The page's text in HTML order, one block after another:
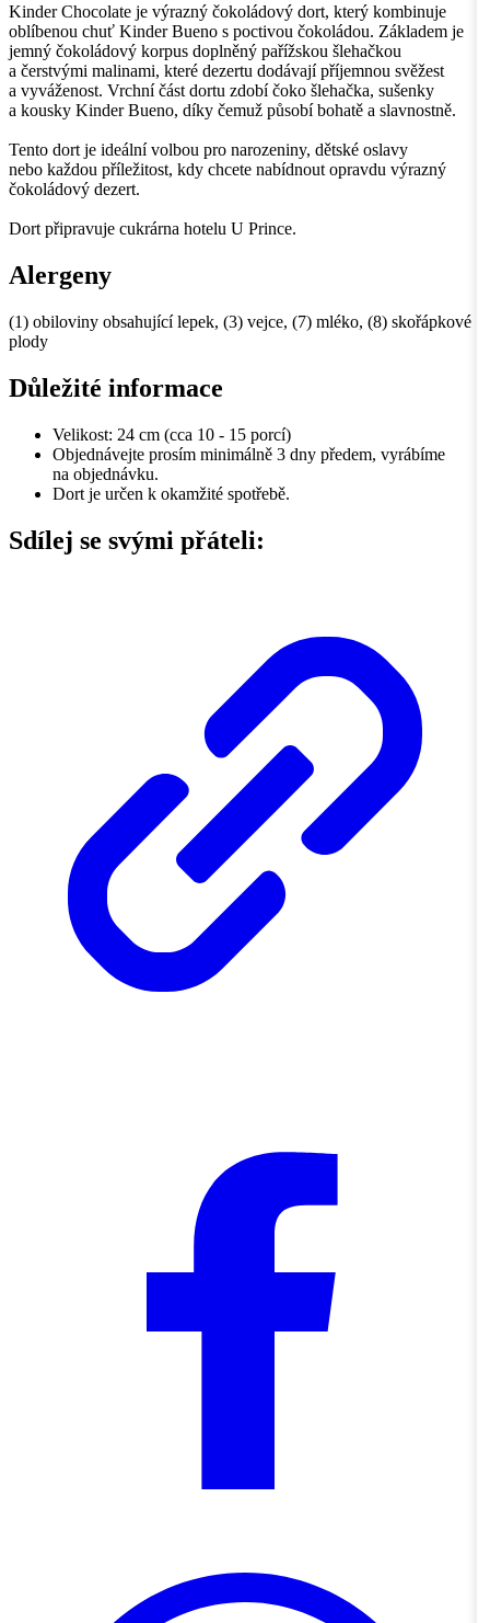
Kinder Chocolate je výrazný čokoládový dort, který kombinuje
oblíbenou chuť Kinder Bueno s poctivou čokoládou. Základem je
jemný čokoládový korpus doplněný pařížskou šlehačkou
a čerstvými malinami, které dezertu dodávají příjemnou svěžest
a vyváženost. Vrchní část dortu zdobí čoko šlehačka, sušenky
a kousky Kinder Bueno, díky čemuž působí bohatě a slavnostně.
Tento dort je ideální volbou pro narozeniny, dětské oslavy
nebo každou příležitost, kdy chcete nabídnout opravdu výrazný
čokoládový dezert.
Dort připravuje cukrárna hotelu U Prince.
Alergeny
(1) obiloviny obsahující lepek, (3) vejce, (7) mléko, (8) skořápkové
plody
Důležité informace
Velikost: 24 cm (cca 10 - 15 porcí)
Objednávejte prosím minimálně 3 dny předem, vyrábíme
na objednávku.
Dort je určen k okamžité spotřebě.
Sdílej se svými přáteli: